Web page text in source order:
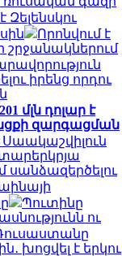
Զելենսկու
Որոնվում է
իրենց որդու
մլն դոլար է
զարգացման
Պուտինը
ու
խոցվել է երկու